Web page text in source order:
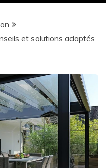
et solutions adaptés